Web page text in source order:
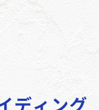
ディング